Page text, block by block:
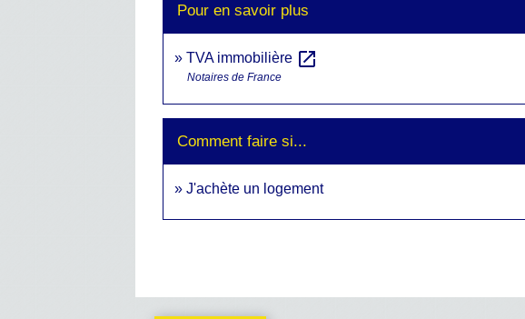
Pour en savoir plus
TVA immobilière open_in_new
Notaires de France
Comment faire si...
J'achète un logement